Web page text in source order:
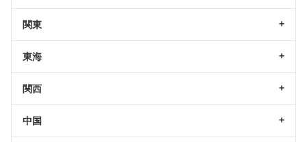
関東
東海
関西
中国